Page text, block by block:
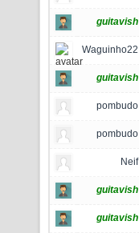
guitavish
Waguinho22
guitavish
pombudo
pombudo
Neif
guitavish
guitavish